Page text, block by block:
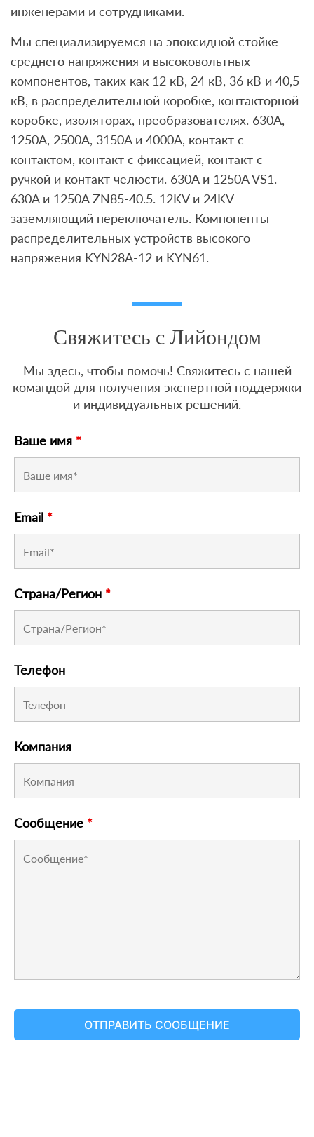
инженерами и сотрудниками.
Мы специализируемся на эпоксидной стойке
среднего напряжения и высоковольтных
компонентов, таких как 12 кВ, 24 кВ, 36 кВ и 40,5
кВ, в распределительной коробке, контакторной
коробке, изоляторах, преобразователях. 630A,
1250A, 2500A, 3150A и 4000A, контакт с
контактом, контакт с фиксацией, контакт с
ручкой и контакт челюсти. 630A и 1250A VS1.
630A и 1250A ZN85-40.5. 12KV и 24KV
заземляющий переключатель. Компоненты
распределительных устройств высокого
напряжения KYN28A-12 и KYN61.
Свяжитесь с Лийондом
Мы здесь, чтобы помочь! Свяжитесь с нашей
командой для получения экспертной поддержки
и индивидуальных решений.
Ваше имя *
Email *
Страна/Регион *
Телефон
Компания
Сообщение *